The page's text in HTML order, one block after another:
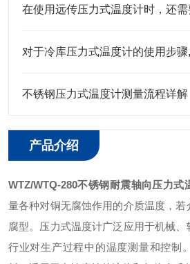
在使用远传压力式温度计时，还
不锈钢压力式温度计测量流程详解
产品介绍
WTZ/WTQ-280不锈钢耐震轴向压力式
量各种对铜无腐蚀作用的介质温度，
腐型。压力式温度计广泛应用于机械
行业对生产过程中的温度测量和控制